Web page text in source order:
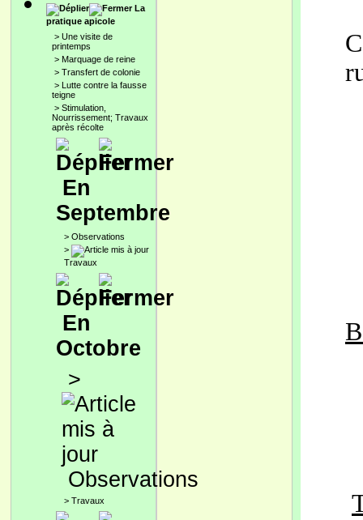
La
pratique apicole
> Une visite de
printemps
> Marquage de reine
> Transfert de colonie
> Lutte contre la fausse
teigne
> Stimulation,
Nourrissement; Travaux
après récolte
En
Septembre
> Observations
>
Travaux
En
Octobre
>
Observations
> Travaux